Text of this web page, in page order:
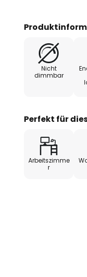
Nicht
dimmbar
Perfekt für
Arbeitszimme
r